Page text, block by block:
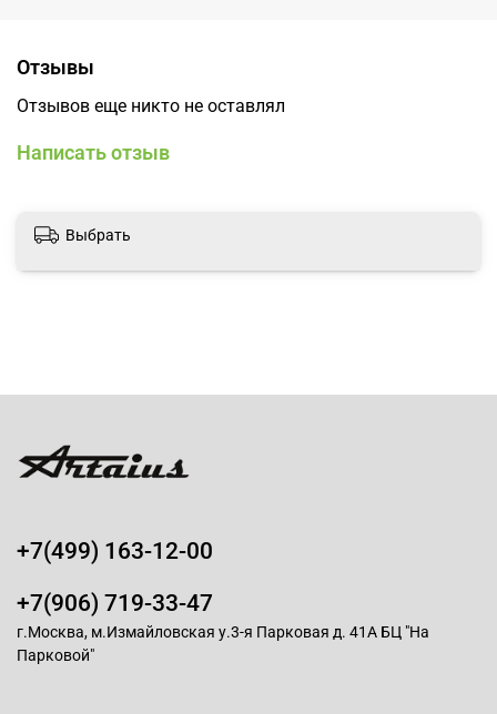
Отзывы
Отзывов еще никто не оставлял
Написать отзыв
Выбрать
+7(499) 163-12-00
+7(906) 719-33-47
г.Москва, м.Измайловская у.3-я Парковая д. 41А БЦ "На
Парковой"